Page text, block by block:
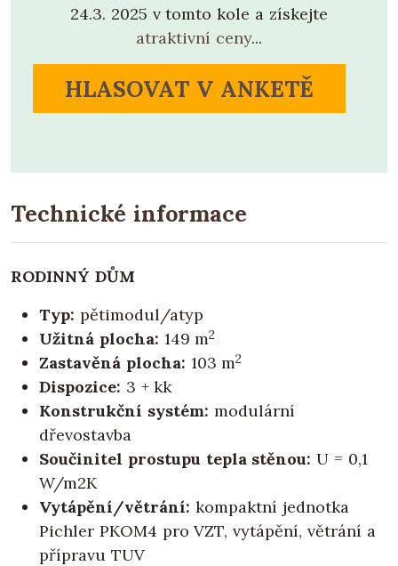
24.3. 2025 v tomto kole a získejte
atraktivní ceny...
HLASOVAT V ANKETĚ
Technické informace
RODINNÝ DŮM
Typ: pětimodul/atyp
Užitná plocha: 149 m2
Zastavěná plocha: 103 m2
Dispozice: 3 + kk
Konstrukční systém: modulární
dřevostavba
Součinitel prostupu tepla stěnou: U = 0,1
W/m2K
Vytápění/větrání: kompaktní jednotka
Pichler PKOM4 pro VZT, vytápění, větrání a
přípravu TUV